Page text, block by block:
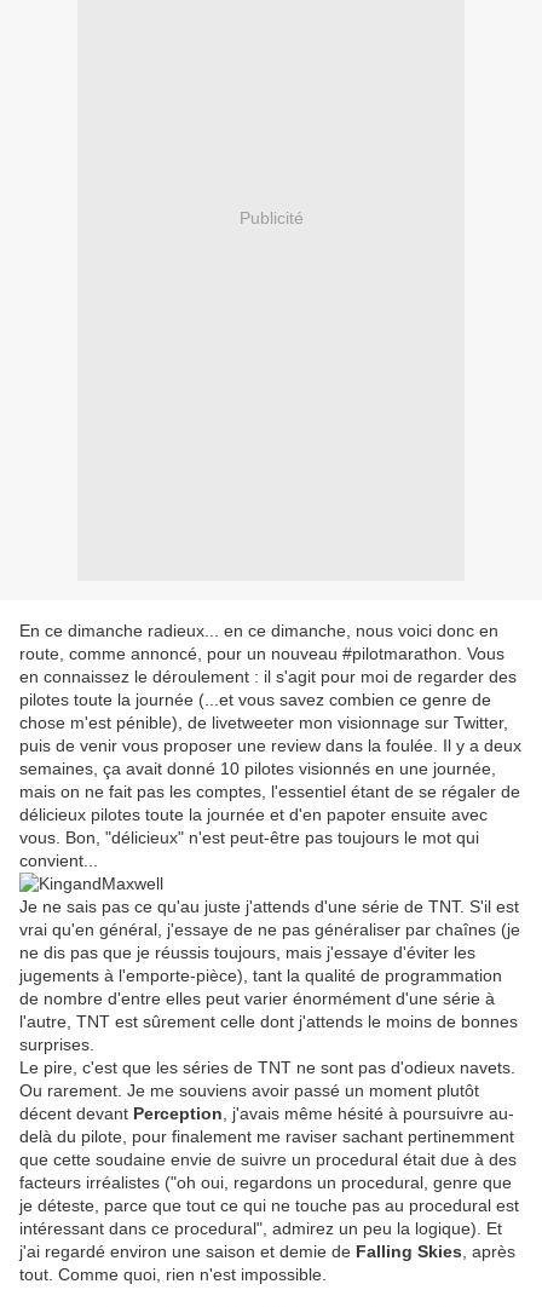
Publicité
En ce dimanche radieux... en ce dimanche, nous voici donc en
route, comme annoncé, pour un nouveau #pilotmarathon. Vous
en connaissez le déroulement : il s'agit pour moi de regarder des
pilotes toute la journée (...et vous savez combien ce genre de
chose m'est pénible), de livetweeter mon visionnage sur Twitter,
puis de venir vous proposer une review dans la foulée. Il y a deux
semaines, ça avait donné 10 pilotes visionnés en une journée,
mais on ne fait pas les comptes, l'essentiel étant de se régaler de
délicieux pilotes toute la journée et d'en papoter ensuite avec
vous. Bon, "délicieux" n'est peut-être pas toujours le mot qui
convient...
Je ne sais pas ce qu'au juste j'attends d'une série de TNT. S'il est
vrai qu'en général, j'essaye de ne pas généraliser par chaînes (je
ne dis pas que je réussis toujours, mais j'essaye d'éviter les
jugements à l'emporte-pièce), tant la qualité de programmation
de nombre d'entre elles peut varier énormément d'une série à
l'autre, TNT est sûrement celle dont j'attends le moins de bonnes
surprises.
Le pire, c'est que les séries de TNT ne sont pas d'odieux navets.
Ou rarement. Je me souviens avoir passé un moment plutôt
décent devant Perception , j'avais même hésité à poursuivre au-
delà du pilote, pour finalement me raviser sachant pertinemment
que cette soudaine envie de suivre un procedural était due à des
facteurs irréalistes ("oh oui, regardons un procedural, genre que
je déteste, parce que tout ce qui ne touche pas au procedural est
intéressant dans ce procedural", admirez un peu la logique). Et
j'ai regardé environ une saison et demie de Falling Skies , après
tout. Comme quoi, rien n'est impossible.